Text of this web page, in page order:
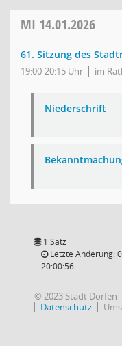
MI 14.01.2026
61. Sitzung des
19:00-20:15 Uhr im
Niederschrift
1 Satz
Letzte Änderung:
20:00:56
© 2023 Stadt Dorfen
Datenschutz